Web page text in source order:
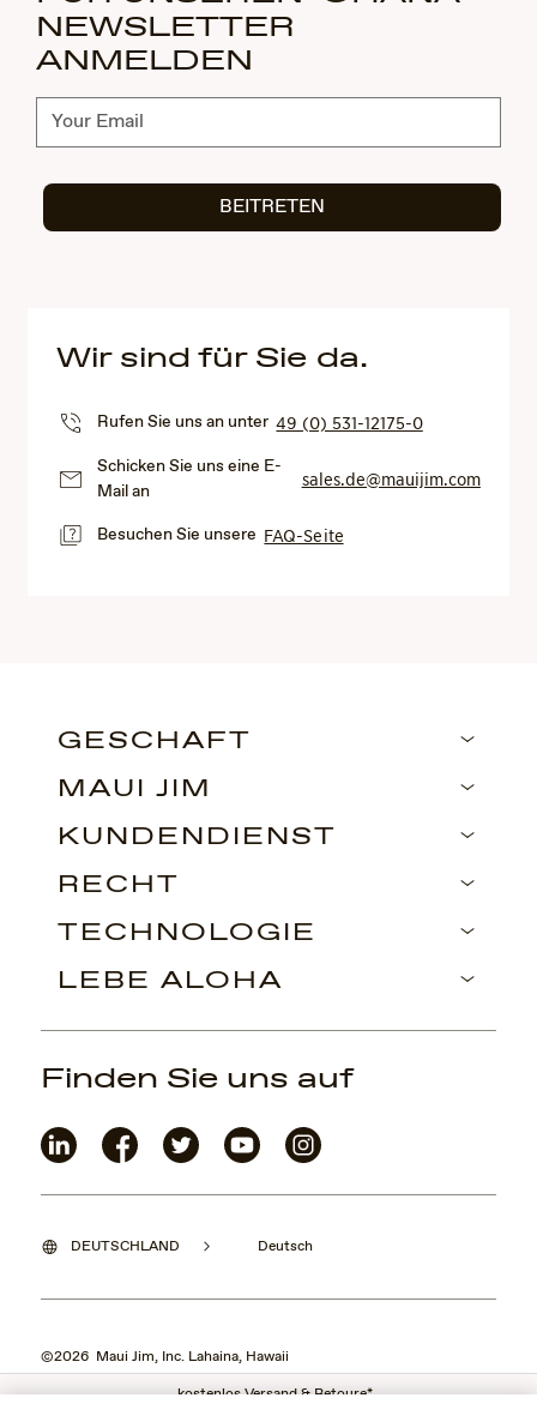
kostenlos Versand & Retoure*
NEWSLETTER
ANMELDEN
Abonnieren
BEITRETEN
Wir sind für Sie da.
Rufen Sie uns an unter49 (0) 531-12175-0
Schicken Sie uns eine E-
Mail an
sales.de@mauijim.com
Besuchen Sie unsere FAQ-Seite
GESCHÄFT
MAUI JIM
KUNDENDIENST
RECHT
TECHNOLOGIE
LEBE ALOHA
DEUTSCHLAND Deutsch
©2026 Maui Jim, Inc. Lahaina, Hawaii
Finden Sie uns auf